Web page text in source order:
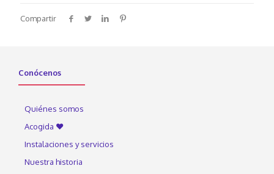
Compartir
Conócenos
Quiénes somos
Acogida ♥
Instalaciones y servicios
Nuestra historia